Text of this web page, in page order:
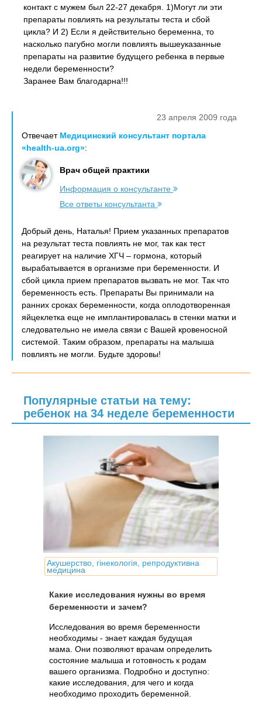
контакт с мужем был 22-27 декабря. 1)Могут ли эти
препараты повлиять на результаты теста и сбой
цикла? И 2) Если я действительно беременна, то
насколько пагубно могли повлиять вышеуказанные
препараты на развитие будущего ребенка в первые
недели беременности?
Заранее Вам благодарна!!!
23 апреля 2009 года
Отвечает Медицинский консультант портала
«health-ua.org»:
Врач общей практики
Информация о консультанте
Все ответы консультанта
Добрый день, Наталья! Прием указанных препаратов
на результат теста повлиять не мог, так как тест
реагирует на наличие ХГЧ – гормона, который
вырабатывается в организме при беременности. И
сбой цикла прием препаратов вызвать не мог. Так что
беременность есть. Препараты Вы принимали на
ранних сроках беременности, когда оплодотворенная
яйцеклетка еще не имплантировалась в стенки матки и
следовательно не имела связи с Вашей кровеносной
системой. Таким образом, препараты на малыша
повлиять не могли. Будьте здоровы!
Популярные статьи на тему:
ребенок на 34 неделе беременности
Акушерство, гінекологія, репродуктивна
медицина
Какие исследования нужны во время
беременности и зачем?
Исследования во время беременности
необходимы - знает каждая будущая
мама. Они позволяют врачам определить
состояние малыша и готовность к родам
вашего организма. Подробно и доступно:
какие исследования, для чего и когда
необходимо проходить беременной.